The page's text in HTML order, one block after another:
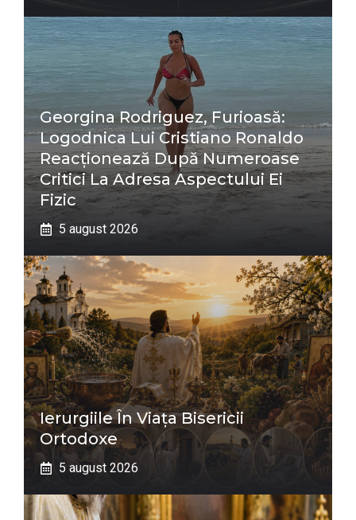
Georgina Rodriguez, Furioasă:
Logodnica Lui Cristiano Ronaldo
Reacționează După Numeroase
Critici La Adresa Aspectului Ei
Fizic
5 august 2026
Ierurgiile În Viața Bisericii
Ortodoxe
5 august 2026